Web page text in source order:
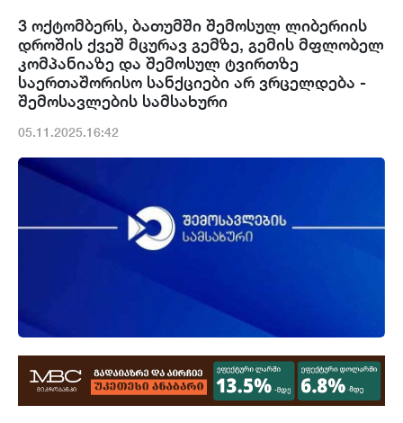
3 ოქტომბერს, ბათუმში შემოსულ ლიბერიის
დროშის ქვეშ მცურავ გემზე, გემის მფლობელ
კომპანიაზე და შემოსულ ტვირთზე
საერთაშორისო სანქციები არ ვრცელდება -
შემოსავლების სამსახური
05.11.2025.16:42